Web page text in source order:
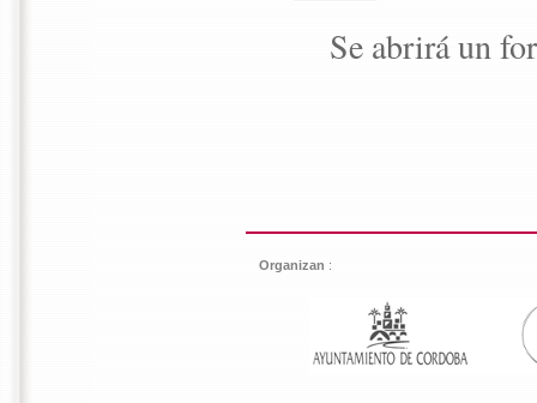
Se abrirá un
Organizan